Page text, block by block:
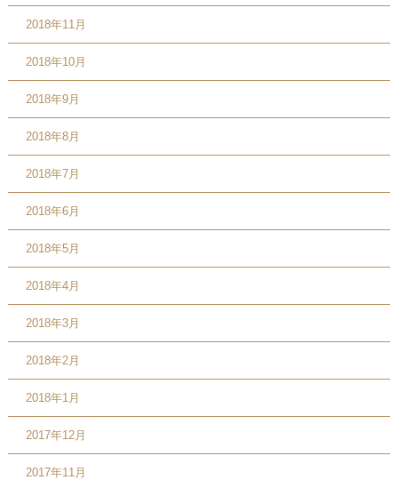
2018年11月
2018年10月
2018年9月
2018年8月
2018年7月
2018年6月
2018年5月
2018年4月
2018年3月
2018年2月
2018年1月
2017年12月
2017年11月